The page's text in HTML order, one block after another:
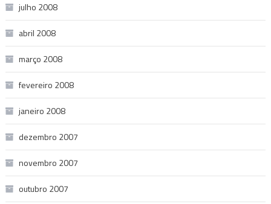
julho 2008
abril 2008
março 2008
fevereiro 2008
janeiro 2008
dezembro 2007
novembro 2007
outubro 2007